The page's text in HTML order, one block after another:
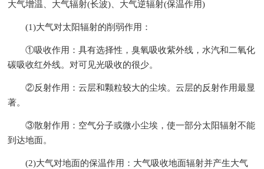
大气增温、大气辐射(长波)、大气逆辐射(保温作用)
(1)大气对太阳辐射的削弱作用：
①吸收作用：具有选择性，臭氧吸收紫外线，水汽和二氧化
碳吸收红外线。对可见光吸收的很少。
②反射作用：云层和颗粒较大的尘埃。云层的反射作用最显
著。
③散射作用：空气分子或微小尘埃，使一部分太阳辐射不能
到达地面。
(2)大气对地面的保温作用：大气吸收地面辐射并产生大气